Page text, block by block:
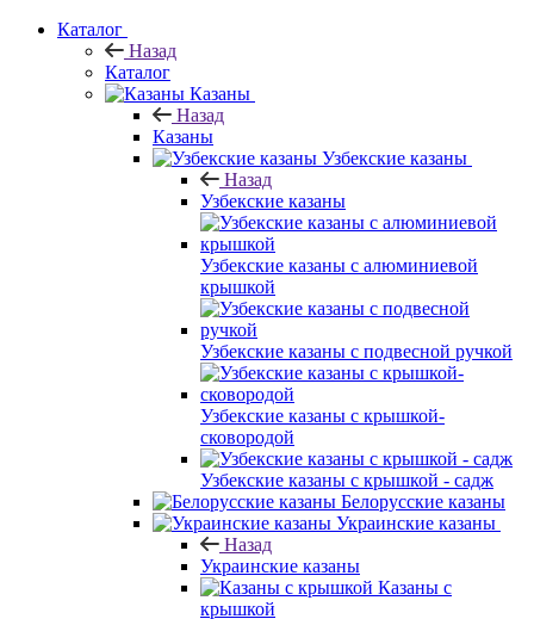
Каталог
Назад
Каталог
Казаны
Назад
Казаны
Узбекские казаны
Назад
Узбекские казаны
Узбекские казаны с алюминиевой
крышкой
Узбекские казаны с подвесной ручкой
Узбекские казаны с крышкой-
сковородой
Узбекские казаны с крышкой - садж
Белорусские казаны
Украинские казаны
Назад
Украинские казаны
Казаны с
крышкой